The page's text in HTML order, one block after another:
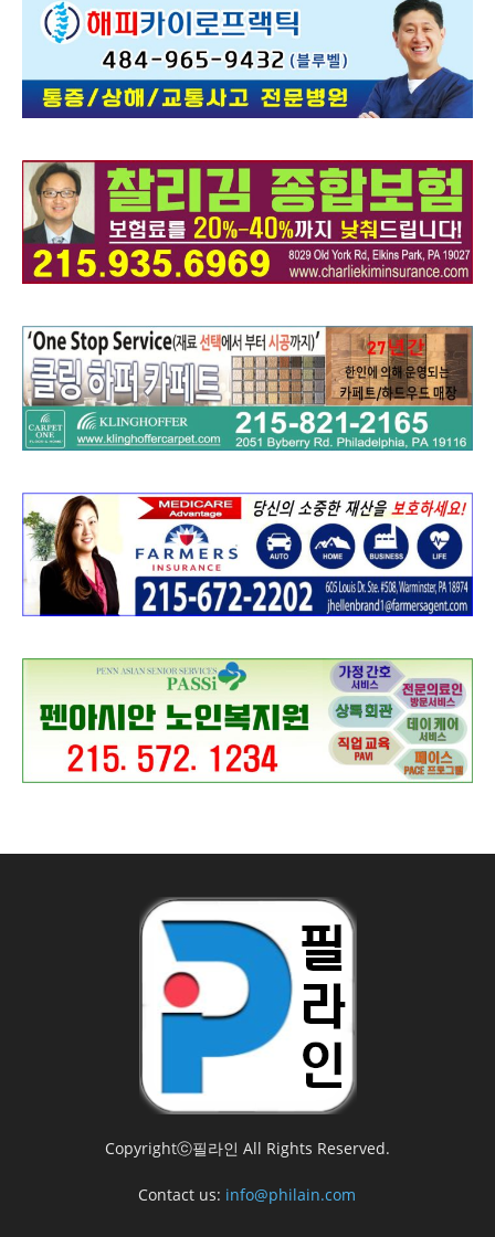
Copyrightⓒ필라인 All Rights Reserved.
Contact us: info@philain.com